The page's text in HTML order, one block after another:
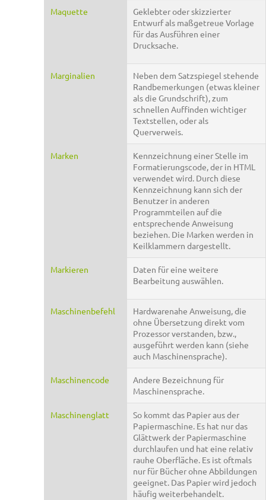
Maquette
Geklebter oder skizzierter
Entwurf als maßgetreue Vorlage
für das Ausführen einer
Drucksache.
Marginalien
Neben dem Satzspiegel stehende
Randbemerkungen (etwas kleiner
als die Grundschrift), zum
schnellen Auffinden wichtiger
Textstellen, oder als
Querverweis.
Marken
Kennzeichnung einer Stelle im
Formatierungscode, der in HTML
verwendet wird. Durch diese
Kennzeichnung kann sich der
Benutzer in anderen
Programmteilen auf die
entsprechende Anweisung
beziehen. Die Marken werden in
Keilklammern dargestellt.
Markieren
Daten für eine weitere
Bearbeitung auswählen.
Maschinenbefehl
Hardwarenahe Anweisung, die
ohne Übersetzung direkt vom
Prozessor verstanden, bzw.,
ausgeführt werden kann (siehe
auch Maschinensprache).
Maschinencode
Andere Bezeichnung für
Maschinensprache.
Maschinenglatt
So kommt das Papier aus der
Papiermaschine. Es hat nur das
Glättwerk der Papiermaschine
durchlaufen und hat eine relativ
rauhe Oberfläche. Es ist oftmals
nur für Bücher ohne Abbildungen
geeignet. Das Papier wird jedoch
häufig weiterbehandelt.